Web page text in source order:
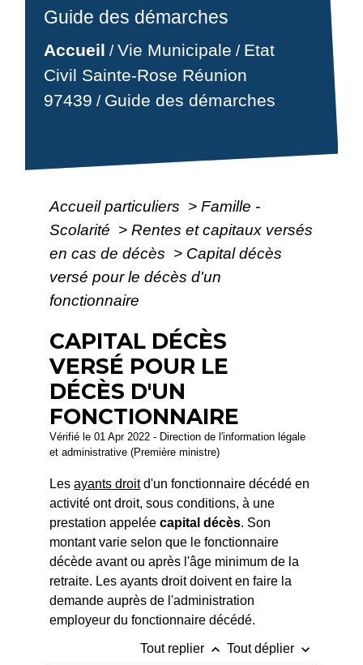
Guide des démarches
Accueil /Vie Municipale / Etat
Civil Sainte-Rose Réunion
97439 / Guide des démarches
Accueil particuliers > Famille -
Scolarité > Rentes et capitaux versés
en cas de décès > Capital décès
versé pour le décès d'un
fonctionnaire
CAPITAL DÉCÈS
VERSÉ POUR LE
DÉCÈS D'UN
FONCTIONNAIRE
Vérifié le 01 Apr 2022 - Direction de l'information légale
et administrative (Première ministre)
Lesayants droitd'un fonctionnaire décédé en
activité ont droit, sous conditions, à une
prestation appeléecapital décès. Son
montant varie selon que le fonctionnaire
décède avant ou après l'âge minimum de la
retraite. Les ayants droit doivent en faire la
demande auprès de l'administration
employeur du fonctionnaire décédé.
Tout replier keyboard_arrow_up Tout déplier keyboard_arrow_down